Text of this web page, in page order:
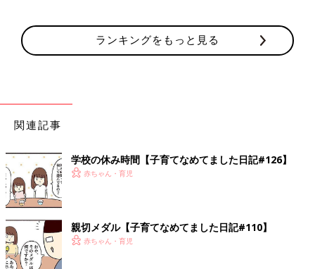
ランキングをもっと見る
関連記事
学校の休み時間【子育てなめてました日記#126】
赤ちゃん・育児
親切メダル【子育てなめてました日記#110】
赤ちゃん・育児